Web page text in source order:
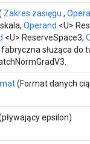
Zakres zasięgu ,
Operand <U>
<U> ReserveSpace3,
służąca do
(Format danych
epsilon)